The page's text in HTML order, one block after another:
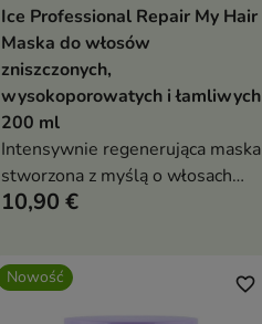
Dodaj do koszyka
Ice Professional Repair My Hair
Maska do włosów
zniszczonych,
wysokoporowatych i łamliwych
200 ml
Intensywnie regenerująca maska
stworzona z myślą o włosach
wymagających odbudowy i
10,90 €
Nowość favorite_border